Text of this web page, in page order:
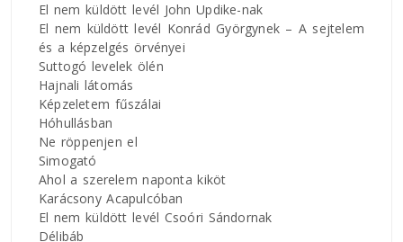
El nem küldött levél John Updike-nak
El nem küldött levél Konrád Györgynek – A sejtelem
és a képzelgés örvényei
Suttogó levelek ölén
Hajnali látomás
Képzeletem fűszálai
Hóhullásban
Ne röppenjen el
Simogató
Ahol a szerelem naponta kiköt
Karácsony Acapulcóban
El nem küldött levél Csoóri Sándornak
Délibáb